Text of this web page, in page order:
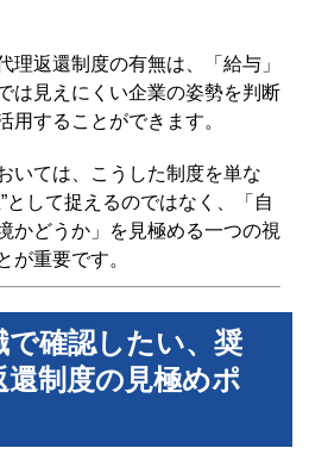
理返還制度の有無は、「給与」
は見えにくい企業の姿勢を判断
用することができます。
いては、こうした制度を単な
として捉えるのではなく、「自
かどうか」を見極める一つの視
が重要です。
で確認したい、奨
還制度の見極めポ